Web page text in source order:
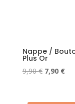
Nappe /
Plus Or
9,90€ Le
7,90 €Le